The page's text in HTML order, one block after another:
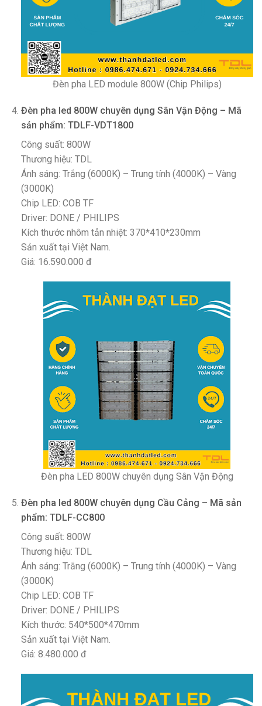
Đèn pha LED module 800W (Chip Philips)
Đèn pha led 800W chuyên dụng Sân Vận Động – Mã
sản phẩm: TDLF-VDT1800
Công suất: 800W
Thương hiệu: TDL
Ánh sáng: Trắng (6000K) – Trung tính (4000K) – Vàng
(3000K)
Chip LED: COB TF
Driver: DONE / PHILIPS
Kích thước nhôm tản nhiệt: 370*410*230mm
Sản xuất tại Việt Nam.
Giá: 16.590.000 đ
Đèn pha LED 800W chuyên dụng Sân Vận Động
Đèn pha led 800W chuyên dụng Cầu Cảng – Mã sản
phẩm: TDLF-CC800
Công suất: 800W
Thương hiệu: TDL
Ánh sáng: Trắng (6000K) – Trung tính (4000K) – Vàng
(3000K)
Chip LED: COB TF
Driver: DONE / PHILIPS
Kích thước: 540*500*470mm
Sản xuất tại Việt Nam.
Giá: 8.480.000 đ